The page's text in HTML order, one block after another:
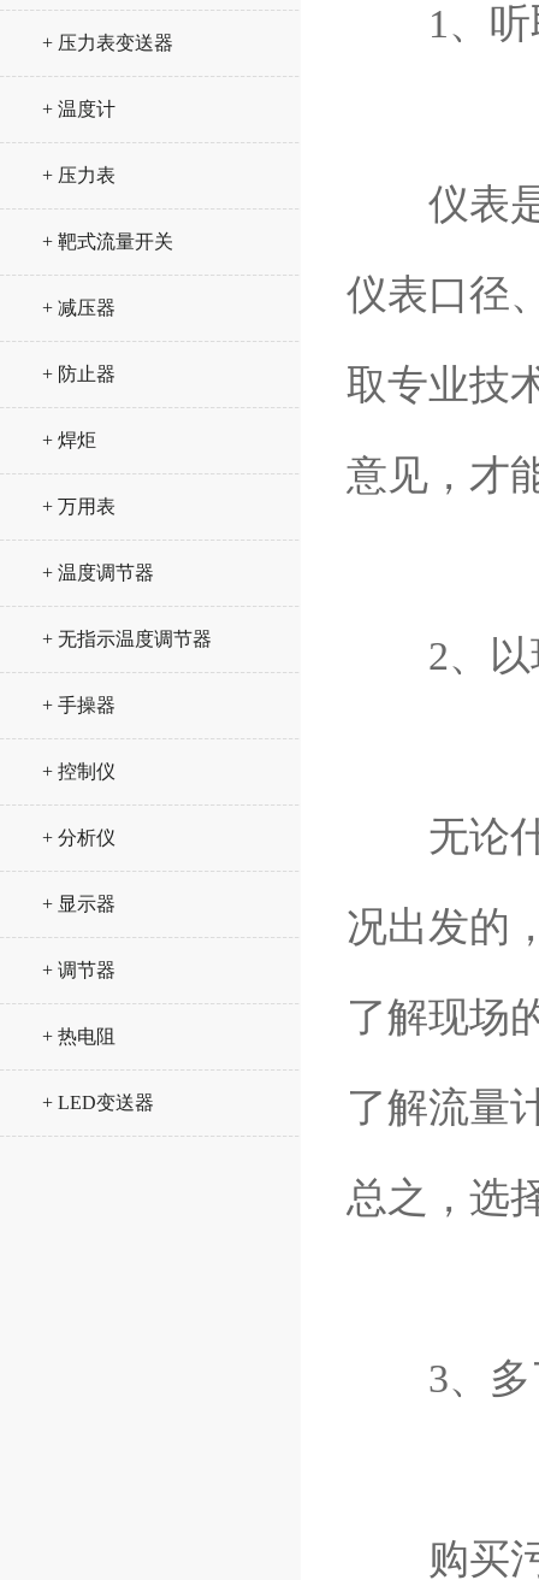
+ 压力表变送器
+ 温度计
+ 压力表
+ 靶式流量开关
+ 减压器
+ 防止器
+ 焊炬
+ 万用表
+ 温度调节器
+ 无指示温度调节器
+ 手操器
+ 控制仪
+ 分析仪
+ 显示器
+ 调节器
+ 热电阻
+ LED变送器
1、听
仪表是
仪表口径
取专业技
意见，才
2、以现
无论什
况出发的
了解现场
了解流量
总之，选
3、多
购买污